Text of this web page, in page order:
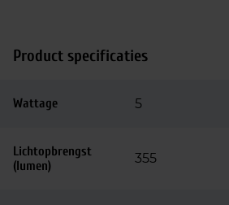
Product specificaties
Wattage 5
Lichtopbrengst
(lumen)
355